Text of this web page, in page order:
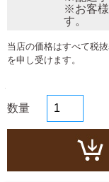
※お客様
す。
当店の価格はすべて税
を申し受けます。
数量